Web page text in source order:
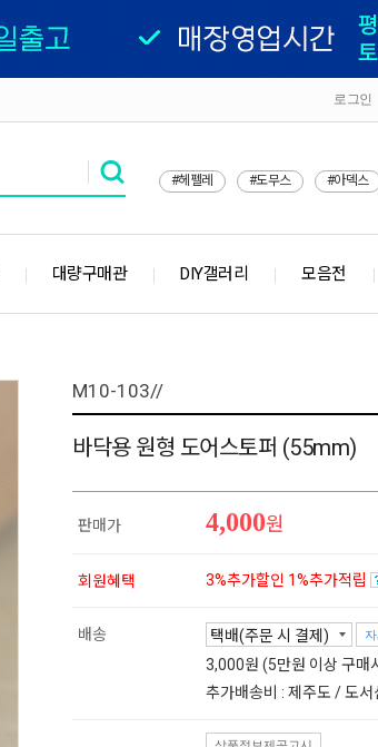
로그인
#헤펠레 #도무스 #아덱스
대량구매관 DIY갤러리 모음전
M10-103//
바닥용 원형 도어스토퍼 (55mm)
판매가 4,000원
회원혜택 3%추가할인 1%추가적립
배송
3,000원 (5만원 이상 구매
추가배송비 : 제주도 / 도서